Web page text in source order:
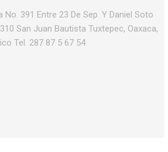
No. 391 Entre 23 De Sep. Y Daniel Soto
San Juan Bautista Tuxtepec, Oaxaca,
Tel. 287 87 5 67 54